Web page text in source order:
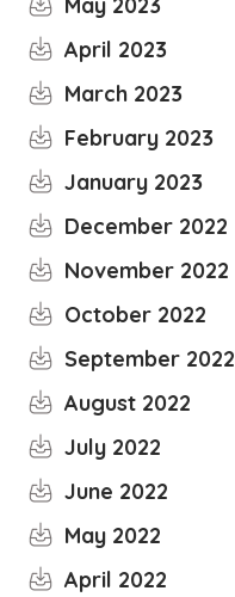
May 2023
April 2023
March 2023
February 2023
January 2023
December 2022
November 2022
October 2022
September 2022
August 2022
July 2022
June 2022
May 2022
April 2022